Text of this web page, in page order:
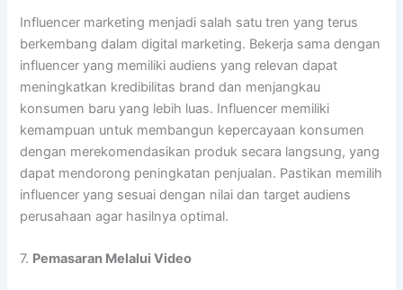
Influencer marketing menjadi salah satu tren yang terus
berkembang dalam digital marketing. Bekerja sama dengan
influencer yang memiliki audiens yang relevan dapat
meningkatkan kredibilitas brand dan menjangkau
konsumen baru yang lebih luas. Influencer memiliki
kemampuan untuk membangun kepercayaan konsumen
dengan merekomendasikan produk secara langsung, yang
dapat mendorong peningkatan penjualan. Pastikan memilih
influencer yang sesuai dengan nilai dan target audiens
perusahaan agar hasilnya optimal.
7. Pemasaran Melalui Video